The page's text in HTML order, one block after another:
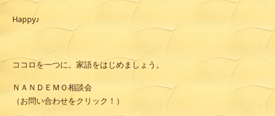
Happy♪
ココロを一つに。家語をはじめましょう。
ＮＡＮＤＥＭＯ相談会
（お問い合わせをクリック！）